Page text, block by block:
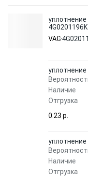
4G0201196K
VAG
Наличие
Отгрузка
0.23 p.
Наличие
Отгрузка